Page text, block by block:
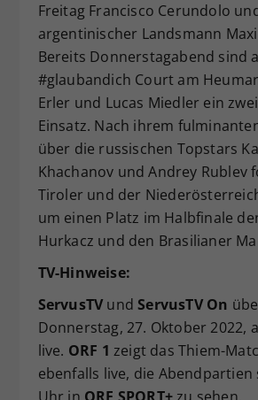
Freitag Francisco Cerundolo
argentinischer Landsmann
Bereits Donnerstagabend sind
#glaubandich Court am
Erler und Lucas Miedler ein
Einsatz. Nach ihrem
über die russischen Topstars
Khachanov und Andrey Rublev
Tiroler und der
um einen Platz im Halbfinale
Hurkacz und den Brasilianer
TV-Hinweise:
ServusTV undServusTV On
Donnerstag, 27. Oktober 2022,
live. ORF 1 zeigt das Thiem-
ebenfalls live, die Abendpartien